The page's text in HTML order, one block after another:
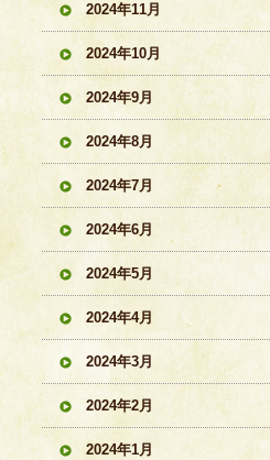
2024年11月
2024年10月
2024年9月
2024年8月
2024年7月
2024年6月
2024年5月
2024年4月
2024年3月
2024年2月
2024年1月